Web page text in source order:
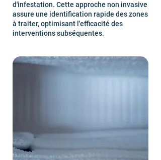
d'infestation. Cette approche non invasive
assure une identification rapide des zones
à traiter, optimisant l'efficacité des
interventions subséquentes.